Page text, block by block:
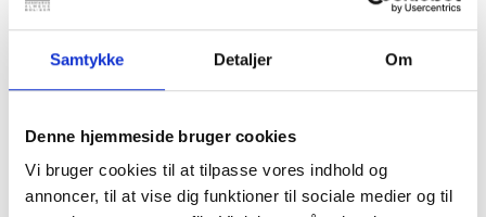
Samtykke Detaljer Om
Denne hjemmeside bruger cookies
Vi bruger cookies til at tilpasse vores indhold og
annoncer, til at vise dig funktioner til sociale medier og til
BL opfordrer kraftigt til, at denne ubegrundede
omstilling.
Med venlig hilsen